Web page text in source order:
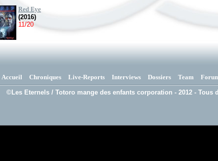
Red Eye
(2016)
11/20
Accueil Chroniques Live-Reports Interviews Dossiers Team
©Les Eternels / Totoro mange des enfants corporation - 2012 - Tous